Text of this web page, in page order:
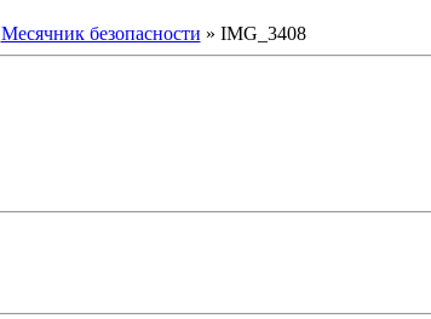
Месячник безопасности » IMG_3408